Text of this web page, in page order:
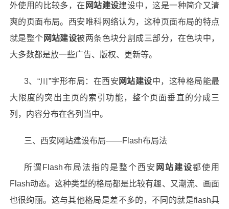
外使用的比较多，在 网站建设建设中，这是一种简介又清
爽的页面布局。西安 唯科网络认为，这种页面布局的特点
就是整个 网站建设被两条色块分割成三部分，在色块中，
大多数都是放一些广告、版权、更新等。
3、“川”字形布局：在西安 网站建设中，这种格局能最
大限度的突出主页的索引功能，整个页面垂直的分成三
列，内容分布在各列当中。
三、西安 网站建设布局——Flash布局法
所谓Flash布局法指的是整个西安 网站建设都使用
Flash动态。这种类型的格局都是比较有趣、又潮流、画面
也很绚丽。这与其他格局是差不多的，不同的就是flash具